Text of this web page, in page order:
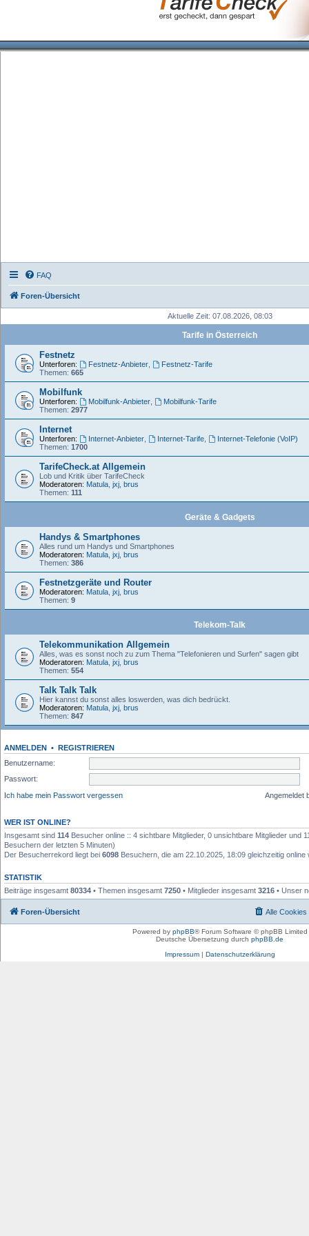
FAQ
Foren-Übersicht
Aktuelle Zeit: 07.08.2026, 08:03
Tarife in Österreich
Festnetz
Unterforen: Festnetz-Anbieter,
Festnetz-Tarife
Themen: 665
Mobilfunk
Unterforen: Mobilfunk-Anbieter,
Mobilfunk-Tarife
Themen: 2977
Internet
Unterforen: Internet-Anbieter, Internet-Tarife,
Internet-Telefonie (VoIP)
Themen: 1700
TarifeCheck.at Allgemein
Lob und Kritik über TarifeCheck
Moderatoren: Matula jxj brus
Themen: 111
Geräte & Gadgets
Handys & Smartphones
Alles rund um Handys und Smartphones
Moderatoren: Matula jxj brus
Themen: 386
Festnetzgeräte und Router
Moderatoren: Matula jxj brus
Themen: 9
Telekom-Talk
Telekommunikation Allgemein
Alles, was es sonst noch zu zum Thema "Telefonieren und Surfen" sagen gibt
Moderatoren: Matula jxj brus
Themen: 554
Talk Talk Talk
Hier kannst du sonst alles loswerden, was dich bedrückt.
Moderatoren: Matula jxj brus
Themen: 847
ANMELDEN • REGISTRIEREN
Benutzername:
Passwort:
Ich habe mein Passwort vergessen
Angemeldet
WER IST ONLINE?
Insgesamt sind 114 Besucher online :: 4 sichtbare Mitglieder, 0 unsichtbare Mitglieder und
Besuchern der letzten 5 Minuten)
Der Besucherrekord liegt bei 6098 Besuchern, die am 22.10.2025, 18:09 gleichzeitig online
STATISTIK
Beiträge insgesamt 80334 • Themen insgesamt 7250 • Mitglieder insgesamt 3216 • Unser
Foren-Übersicht Alle Cookies
Powered by phpBB® Forum Software © phpBB Limited
Deutsche Übersetzung durch phpBB.de
Impressum| Datenschutzerklärung